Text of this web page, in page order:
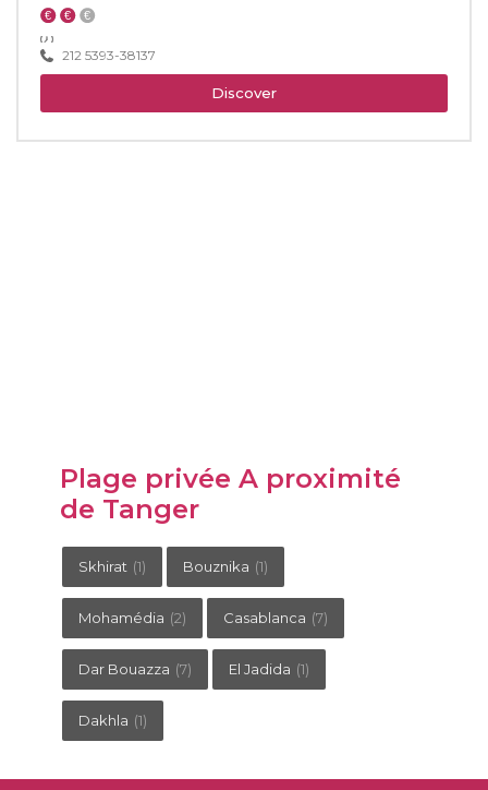
212 5393-38137
Discover
Plage privée A proximité
de Tanger
Skhirat (1) Bouznika (1)
Mohamédia (2) Casablanca (7)
Dar Bouazza (7) El Jadida (1)
Dakhla (1)